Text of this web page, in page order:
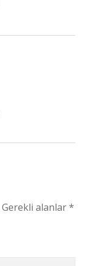
Gerekli alanlar*